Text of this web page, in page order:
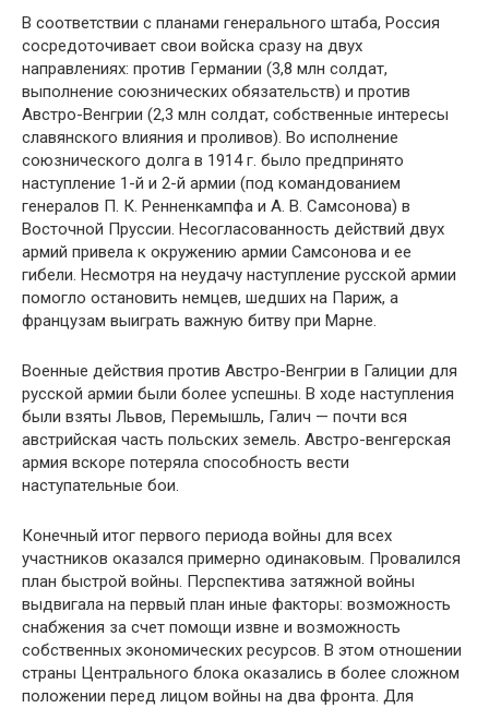
В соответствии с планами генерального штаба, Россия
сосредоточивает свои войска сразу на двух
направлениях: против Германии (3,8 млн солдат,
выполнение союзнических обязательств) и против
Австро-Венгрии (2,3 млн солдат, собственные интересы
славянского влияния и проливов). Во исполнение
союзнического долга в 1914 г. было предпринято
наступление 1-й и 2-й армии (под командованием
генералов П. К. Ренненкампфа и А. В. Самсонова) в
Восточной Пруссии. Несогласованность действий двух
армий привела к окружению армии Самсонова и ее
гибели. Несмотря на неудачу наступление русской армии
помогло остановить немцев, шедших на Париж, а
французам выиграть важную битву при Марне.
Военные действия против Австро-Венгрии в Галиции для
русской армии были более успешны. В ходе наступления
были взяты Львов, Перемышль, Галич — почти вся
австрийская часть польских земель. Австро-венгерская
армия вскоре потеряла способность вести
наступательные бои.
Конечный итог первого периода войны для всех
участников оказался примерно одинаковым. Провалился
план быстрой войны. Перспектива затяжной войны
выдвигала на первый план иные факторы: возможность
снабжения за счет помощи извне и возможность
собственных экономических ресурсов. В этом отношении
страны Центрального блока оказались в более сложном
положении перед лицом войны на два фронта. Для